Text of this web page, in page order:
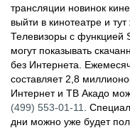
трансляции новинок
выйти в кинотеатре и
Телевизоры с функцией
могут показывать
без Интернета.
составляет 2,8
Интернет и ТВ Акадо
(499) 553-01-11
.
дни можно уже будет